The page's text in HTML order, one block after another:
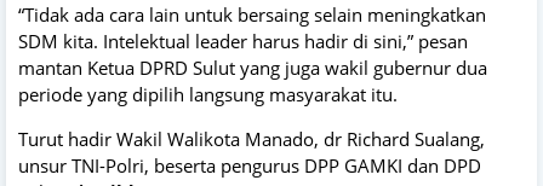
“Tidak ada cara lain untuk bersaing selain meningkatkan
SDM kita. Intelektual leader harus hadir di sini,” pesan
mantan Ketua DPRD Sulut yang juga wakil gubernur dua
periode yang dipilih langsung masyarakat itu.
Turut hadir Wakil Walikota Manado, dr Richard Sualang,
unsur TNI-Polri, beserta pengurus DPP GAMKI dan DPD